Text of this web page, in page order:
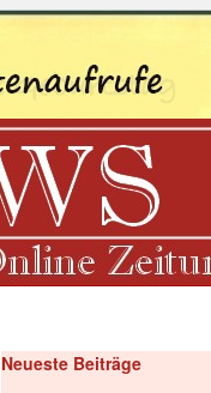
Neueste Beiträge